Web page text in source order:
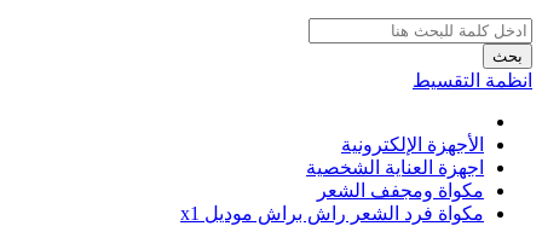
بحث
انظمة التقسيط
الأجهزة الإلكترونية
اجهزة العناية الشخصية
مكواة ومجفف الشعر
مكواة فرد الشعر راش براش موديل x1